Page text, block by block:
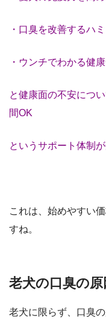
・口臭を改善するハ
・ウンチでわかる健
と健康面の不安につ
間OK
というサポート体制
これは、始めやすい
すね。
老犬の口臭の原
老犬に限らず、口臭